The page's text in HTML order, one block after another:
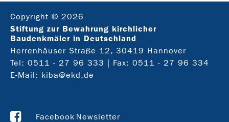
Copyright © 2026
Stiftung zur Bewahrung kirchlicher
Baudenkmäler in Deutschland
Herrenhäuser Straße 12, 30419 Hannover
Tel: 0511 - 27 96 333 | Fax: 0511 - 27 96 334
E-Mail: kiba@ekd.de
Facebook Newsletter